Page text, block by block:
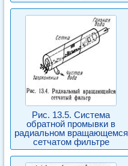
Рис. 13.5. Система
обратной промывки в
радиальном вращающемся
сетчатом фильтре